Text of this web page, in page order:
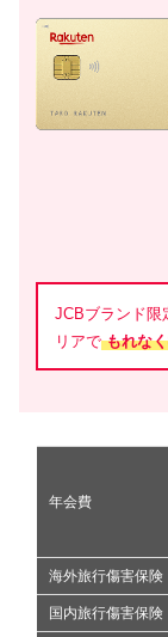
JCBブランド限
リアで もれな
年会費
海外旅行傷害保険
国内旅行傷害保険